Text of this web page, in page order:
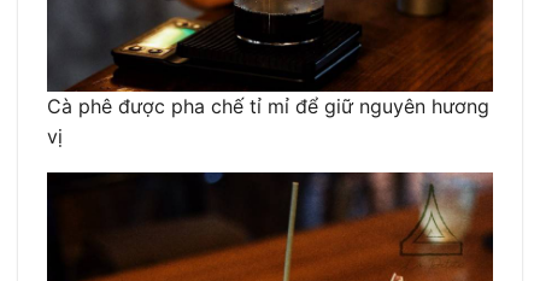
Cà phê được pha chế tỉ mỉ để giữ nguyên hương
vị